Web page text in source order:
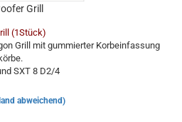
Grill
(1Stück)
Grill mit gummierter Korbeinfassung
SXT 8 D2/4
abweichend)